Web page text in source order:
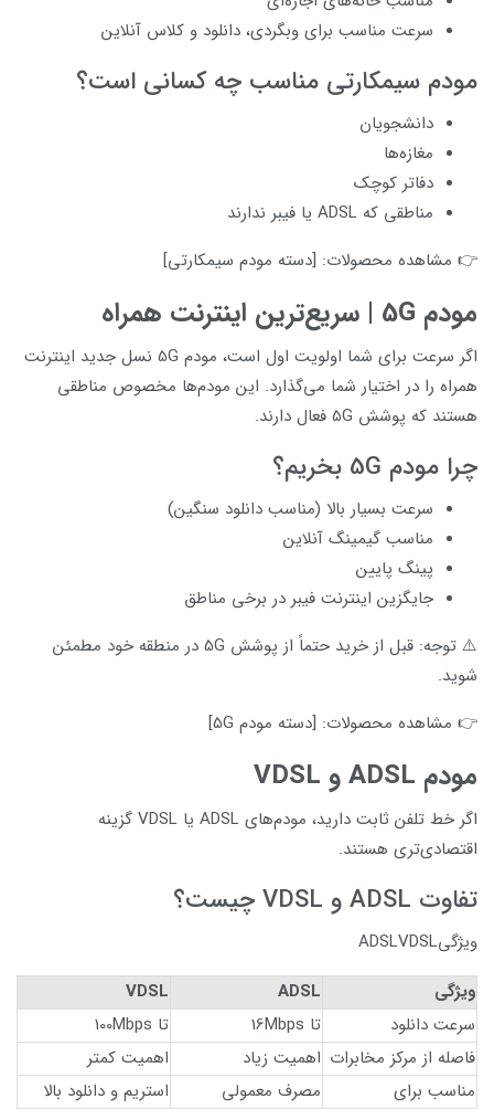
سرعت مناسب برای وبگردی، دانلود و کلاس آنلاین
مودم سیمکارتی مناسب چه کسانی است؟
دانشجویان
مغازه‌ها
دفاتر کوچک
مناطقی که ADSL یا فیبر ندارند
👉 مشاهده محصولات: [دسته مودم سیمکارتی]
مودم 5G | سریع‌ترین اینترنت همراه
اگر سرعت برای شما اولویت اول است، مودم 5G نسل جدید اینترنت
همراه را در اختیار شما می‌گذارد. این مودم‌ها مخصوص مناطقی
هستند که پوشش 5G فعال دارند.
چرا مودم 5G بخریم؟
سرعت بسیار بالا (مناسب دانلود سنگین)
مناسب گیمینگ آنلاین
پینگ پایین
جایگزین اینترنت فیبر در برخی مناطق
⚠️ توجه: قبل از خرید حتماً از پوشش 5G در منطقه خود مطمئن
شوید.
👉 مشاهده محصولات: [دسته مودم 5G]
مودم ADSL و VDSL
اگر خط تلفن ثابت دارید، مودم‌های ADSL یا VDSL گزینه
اقتصادی‌تری هستند.
تفاوت ADSL و VDSL چیست؟
ویژگیADSLVDSL
ویژگی
ADSL
VDSL
سرعت دانلود
تا 16Mbps
تا 100Mbps
فاصله از مرکز مخابرات اهمیت زیاد
اهمیت کمتر
مناسب برای
مصرف معمولی
استریم و دانلود بالا